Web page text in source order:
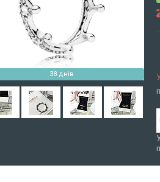
38 днів